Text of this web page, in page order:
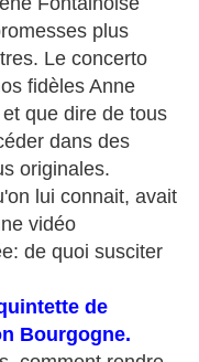
plus
Le concerto
fidèles Anne
que dire de tous
dans des
originales.
lui connait, avait
vidéo
de quoi susciter
de
Bourgogne.